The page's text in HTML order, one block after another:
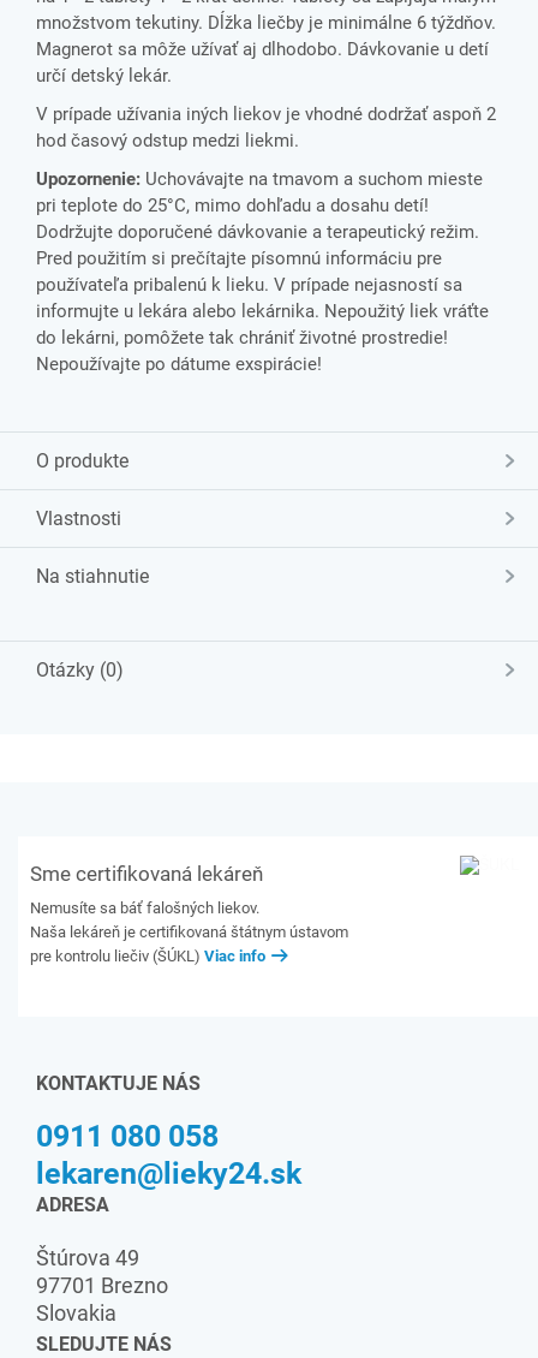
množstvom tekutiny. Dĺžka liečby je minimálne 6 týždňov.
Magnerot sa môže užívať aj dlhodobo. Dávkovanie u detí
určí detský lekár.
V prípade užívania iných liekov je vhodné dodržať aspoň 2
hod časový odstup medzi liekmi.
Upozornenie: Uchovávajte na tmavom a suchom mieste
pri teplote do 25°C, mimo dohľadu a dosahu detí!
Dodržujte doporučené dávkovanie a terapeutický režim.
Pred použitím si prečítajte písomnú informáciu pre
používateľa pribalenú k lieku. V prípade nejasností sa
informujte u lekára alebo lekárnika. Nepoužitý liek vráťte
do lekárni, pomôžete tak chrániť životné prostredie!
Nepoužívajte po dátume exspirácie!
O produkte
Vlastnosti
Na stiahnutie
Otázky (0)
Sme certifikovaná lekáreň
Nemusíte sa báť falošných liekov.
Naša lekáreň je certifikovaná štátnym ústavom
pre kontrolu liečiv (ŠÚKL) Viac info
KONTAKTUJE NÁS
0911 080 058
lekaren@lieky24.sk
ADRESA
Štúrova 49
97701 Brezno
Slovakia
SLEDUJTE NÁS